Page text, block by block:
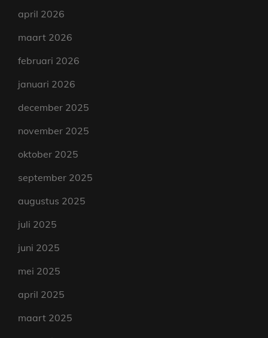
april 2026
maart 2026
februari 2026
januari 2026
december 2025
november 2025
oktober 2025
september 2025
augustus 2025
juli 2025
juni 2025
mei 2025
april 2025
maart 2025